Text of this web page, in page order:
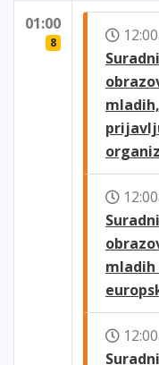
01:00
8